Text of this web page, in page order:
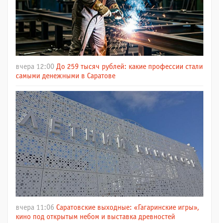
вчера 12:00 До 259 тысяч рублей: какие профессии стали
самыми денежными в Саратове
вчера 11:06 Саратовские выходные: «Гагаринские игры»,
кино под открытым небом и выставка древностей